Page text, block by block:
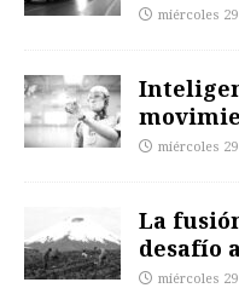
miércoles
miércoles
La
desafío
miércoles